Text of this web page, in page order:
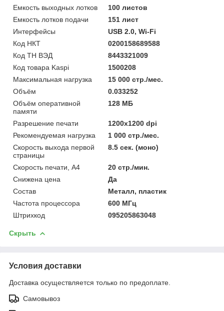
Емкость выходных лотков
100 листов
Емкость лотков подачи
151 лист
Интерфейсы
USB 2.0, Wi-Fi
Код НКТ
0200158689588
Код ТН ВЭД
8443321009
Код товара Kaspi
1500208
Максимальная нагрузка
15 000 стр./мес.
Объём
0.033252
Объём оперативной
памяти
128 МБ
Разрешение печати
1200x1200 dpi
Рекомендуемая нагрузка
1 000 стр./мес.
Скорость выхода первой
страницы
8.5 сек. (моно)
Скорость печати, А4
20 стр./мин.
Снижена цена
Да
Состав
Металл, пластик
Частота процессора
600 МГц
Штрихкод
095205863048
Скрыть
Условия доставки
Доставка осуществляется только по предоплате.
Самовывоз